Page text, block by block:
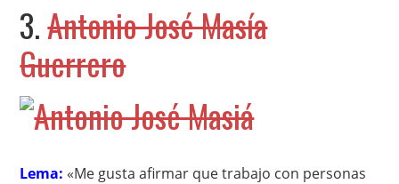
3.Antonio José Masía
Guerrero
Lema: «Me gusta afirmar que trabajo con personas